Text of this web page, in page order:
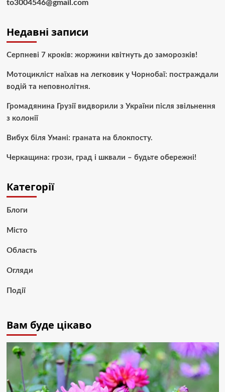
to3004546@gmail.com
Недавні записи
Серпневі 7 кроків: жоржини квітнуть до заморозків!
Мотоцикліст наїхав на легковик у Чорнобаї: постраждали
водій та неповнолітня.
Громадянина Грузії видворили з України після звільнення
з колонії
Вибух біля Умані: граната на блокпосту.
Черкащина: грози, град і шквали – будьте обережні!
Категорії
Блоги
Місто
Область
Огляди
Події
Вам буде цікаво